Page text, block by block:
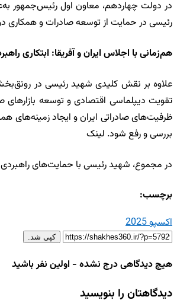
در دولت چهاردهم، معاون اول رئیس‌جمهور
رئیسی در حمایت از توسعه صادرات و
هم‌زمانی با اجلاس ایران و آفریقا: ابتکاری
علاوه بر نقش کلیدی شهید رئیسی در
ظرفیت‌های صادراتی ایران و ایجاد زمینه‌های
بررسی و رفع شود. لینک
در مجموع، شهید رئیسی با حمایت‌های راهبردی
برچسب:
اکسپو 2025
کپی شد.
هیچ دیدگاهی درج نشده - اولین نفر باشید
دیدگاهتان را بنویسید